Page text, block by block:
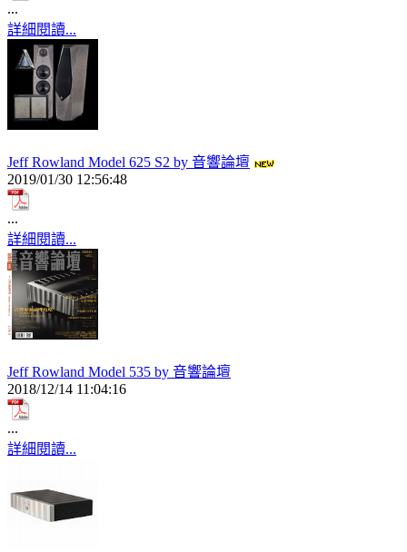
...
詳細閱讀...
Jeff Rowland Model 625 S2 by 音響論壇
2019/01/30 12:56:48
...
詳細閱讀...
Jeff Rowland Model 535 by 音響論壇
2018/12/14 11:04:16
...
詳細閱讀...